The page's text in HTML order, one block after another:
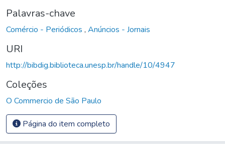
Palavras-chave
Comércio - Periódicos , Anúncios - Jornais
URI
http://bibdig.biblioteca.unesp.br/handle/10/4947
Coleções
O Commercio de São Paulo
Página do item completo